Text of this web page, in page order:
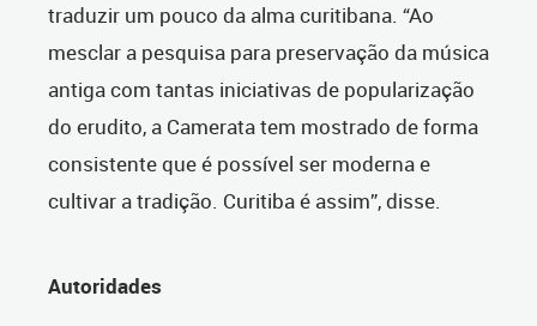
traduzir um pouco da alma curitibana. “Ao
mesclar a pesquisa para preservação da música
antiga com tantas iniciativas de popularização
do erudito, a Camerata tem mostrado de forma
consistente que é possível ser moderna e
cultivar a tradição. Curitiba é assim”, disse.
Autoridades